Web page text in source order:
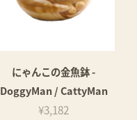
にゃんこの金魚鉢 -
DoggyMan / CattyMan
¥3,182